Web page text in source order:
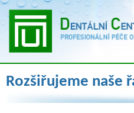
Rozšiřujeme naše